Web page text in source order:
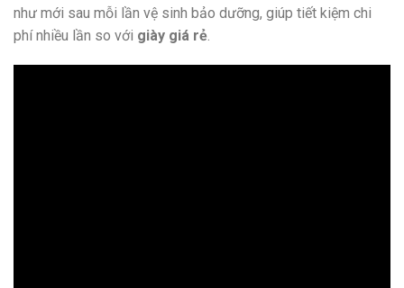
như mới sau mỗi lần vệ sinh bảo dưỡng, giúp tiết kiệm chi
phí nhiều lần so với giày giá rẻ